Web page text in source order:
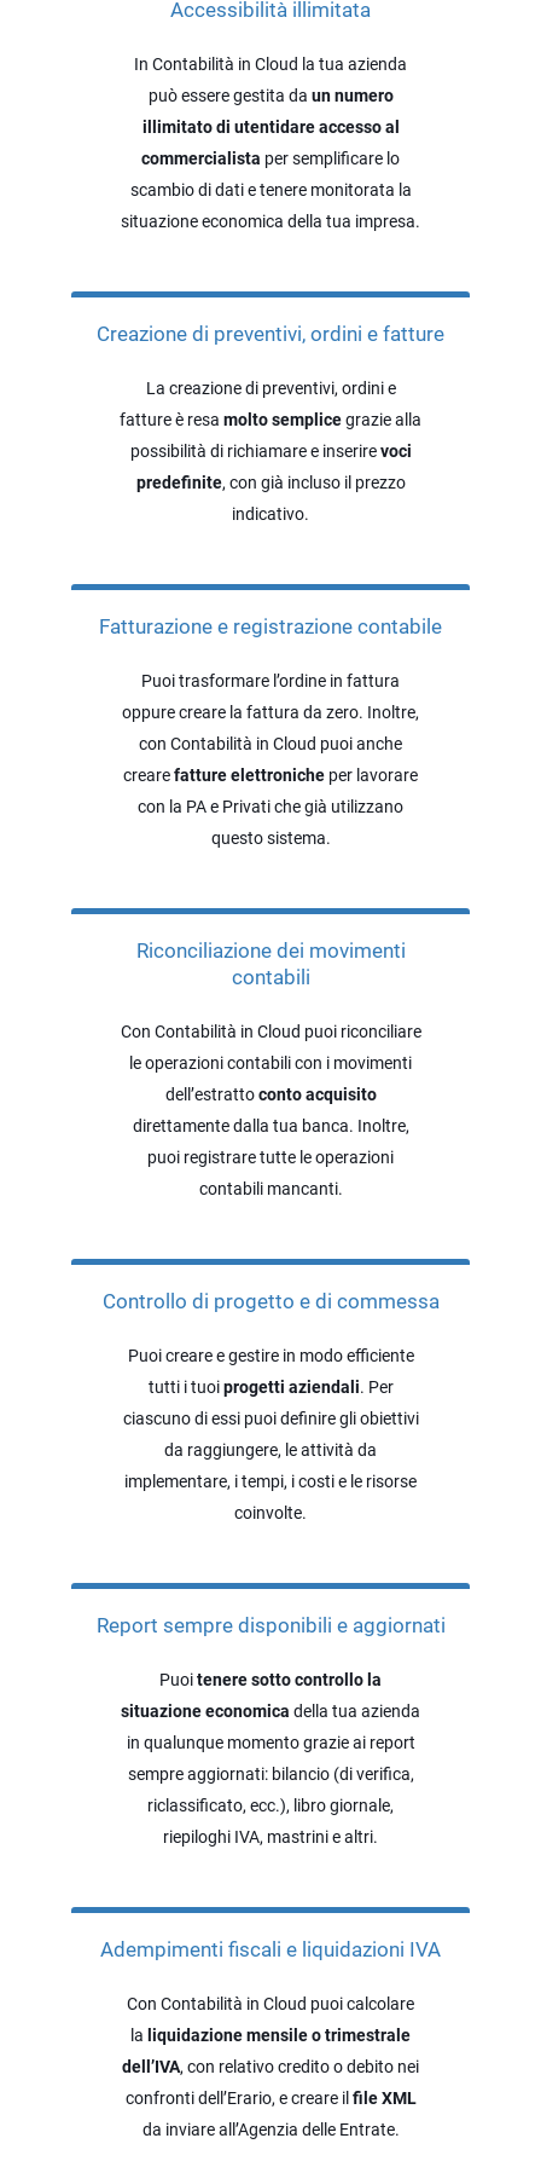
Teamsystem Corporate
TeamSystem Store
Accessibilità illimitata
In Contabilità in Cloud la tua azienda
può essere gestita da un numero
illimitato di utentidare accesso al
commercialista per semplificare lo
scambio di dati e tenere monitorata la
situazione economica della tua impresa.
Creazione di preventivi, ordini e fatture
La creazione di preventivi, ordini e
fatture è resa molto semplicegrazie alla
possibilità di richiamare e inserirevoci
predefinite, con già incluso il prezzo
indicativo.
Fatturazione e registrazione contabile
Puoi trasformare l’ordine in fattura
oppure creare la fattura da zero. Inoltre,
con Contabilità in Cloud puoi anche
crearefatture elettroniche per lavorare
con la PA e Privati che già utilizzano
questo sistema.
Riconciliazione dei movimenti
contabili
Con Contabilità in Cloud puoi riconciliare
le operazioni contabili con i movimenti
dell’estrattoconto acquisito
direttamente dalla tua banca. Inoltre,
puoi registrare tutte le operazioni
contabili mancanti.
Controllo di progetto e di commessa
Puoi creare e gestire in modo efficiente
tutti i tuoiprogetti aziendali. Per
ciascuno di essi puoi definire gli obiettivi
da raggiungere, le attività da
implementare, i tempi, i costi e le risorse
coinvolte.
Report sempre disponibili e aggiornati
Puoitenere sotto controllo la
situazione economica della tua azienda
in qualunque momento grazie ai report
sempre aggiornati: bilancio (di verifica,
riclassificato, ecc.), libro giornale,
riepiloghi IVA, mastrini e altri.
Adempimenti fiscali e liquidazioni IVA
Con Contabilità in Cloud puoi calcolare
la liquidazione mensile o trimestrale
dell’IVA, con relativo credito o debito nei
confronti dell’Erario, e creare il file XML
da inviare all’Agenzia delle Entrate.